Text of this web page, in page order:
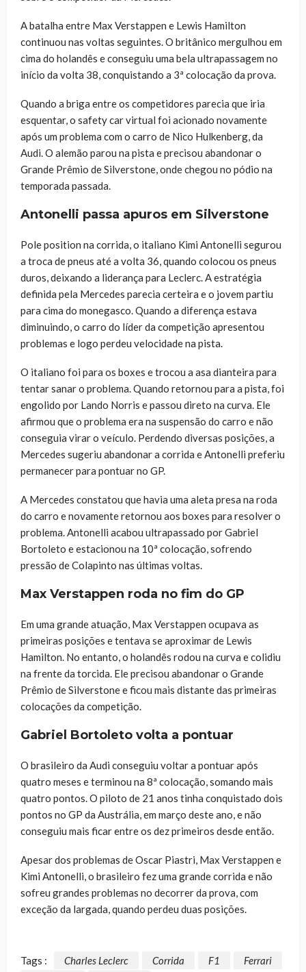
A batalha entre Max Verstappen e Lewis Hamilton
continuou nas voltas seguintes. O britânico mergulhou em
cima do holandês e conseguiu uma bela ultrapassagem no
início da volta 38, conquistando a 3ª colocação da prova.
Quando a briga entre os competidores parecia que iria
esquentar, o safety car virtual foi acionado novamente
após um problema com o carro de Nico Hulkenberg, da
Audi. O alemão parou na pista e precisou abandonar o
Grande Prêmio de Silverstone, onde chegou no pódio na
temporada passada.
Antonelli passa apuros em Silverstone
Pole position na corrida, o italiano Kimi Antonelli segurou
a troca de pneus até a volta 36, quando colocou os pneus
duros, deixando a liderança para Leclerc. A estratégia
definida pela Mercedes parecia certeira e o jovem partiu
para cima do monegasco. Quando a diferença estava
diminuindo, o carro do líder da competição apresentou
problemas e logo perdeu velocidade na pista.
O italiano foi para os boxes e trocou a asa dianteira para
tentar sanar o problema. Quando retornou para a pista, foi
engolido por Lando Norris e passou direto na curva. Ele
afirmou que o problema era na suspensão do carro e não
conseguia virar o veículo. Perdendo diversas posições, a
Mercedes sugeriu abandonar a corrida e Antonelli preferiu
permanecer para pontuar no GP.
A Mercedes constatou que havia uma aleta presa na roda
do carro e novamente retornou aos boxes para resolver o
problema. Antonelli acabou ultrapassado por Gabriel
Bortoleto e estacionou na 10ª colocação, sofrendo
pressão de Colapinto nas últimas voltas.
Max Verstappen roda no fim do GP
Em uma grande atuação, Max Verstappen ocupava as
primeiras posições e tentava se aproximar de Lewis
Hamilton. No entanto, o holandês rodou na curva e colidiu
na frente da torcida. Ele precisou abandonar o Grande
Prêmio de Silverstone e ficou mais distante das primeiras
colocações da competição.
Gabriel Bortoleto volta a pontuar
O brasileiro da Audi conseguiu voltar a pontuar após
quatro meses e terminou na 8ª colocação, somando mais
quatro pontos. O piloto de 21 anos tinha conquistado dois
pontos no GP da Austrália, em março deste ano, e não
conseguiu mais ficar entre os dez primeiros desde então.
Apesar dos problemas de Oscar Piastri, Max Verstappen e
Kimi Antonelli, o brasileiro fez uma grande corrida e não
sofreu grandes problemas no decorrer da prova, com
exceção da largada, quando perdeu duas posições.
Tags : Charles Leclerc Corrida F1 Ferrari